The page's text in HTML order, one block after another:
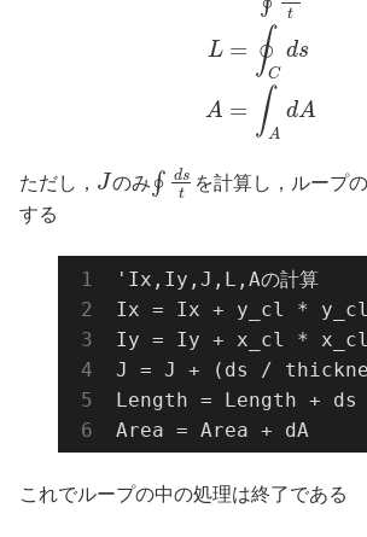
L
A
=
=
t
∮C
ds
∫A
dA
ただし， Jのみ ∮ ds
t
を計算し，ループ
する
'Ix,Iy,J,L,Aの計算
Ix = Ix + y_cl *
Iy = Iy + x_cl *
J = J + (ds /
Length = Length + ds
Area = Area + dA
これでループの中の処理は終了である